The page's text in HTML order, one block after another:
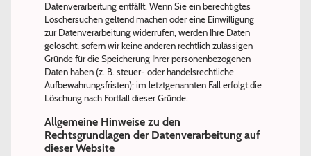
Datenverarbeitung entfällt. Wenn Sie ein berechtigtes
Löschersuchen geltend machen oder eine Einwilligung
zur Datenverarbeitung widerrufen, werden Ihre Daten
gelöscht, sofern wir keine anderen rechtlich zulässigen
Gründe für die Speicherung Ihrer personenbezogenen
Daten haben (z. B. steuer- oder handelsrechtliche
Aufbewahrungsfristen); im letztgenannten Fall erfolgt die
Löschung nach Fortfall dieser Gründe.
Allgemeine Hinweise zu den
Rechtsgrundlagen der Datenverarbeitung auf
dieser Website